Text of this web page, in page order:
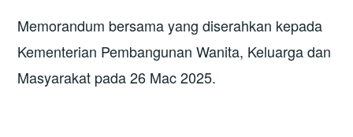
Memorandum bersama yang diserahkan kepada
Kementerian Pembangunan Wanita, Keluarga dan
Masyarakat pada 26 Mac 2025.